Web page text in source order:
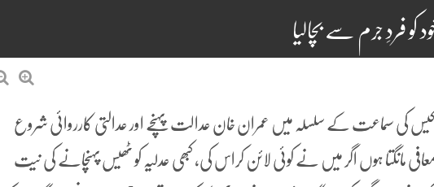
فردِ جرم سے بچالیا
کیس کی سماعت کے سلسلہ میں عمران خان عدالت پہنچے اور عدالتی کارروائی شروع
مانگتا ہوں اگر میں نے کوئی لائن کراس کی، کبھی عدلیہ کو ٹھیس پہنچانے کی نیت